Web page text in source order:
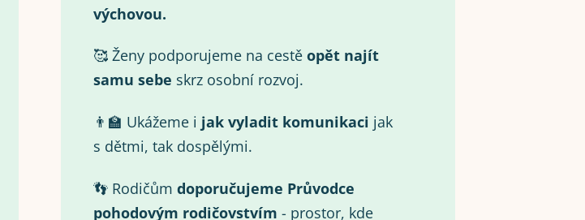
výchovou.
🥰 Ženy podporujeme na cestě opět najít
samu sebe skrz osobní rozvoj.
👨‍🏫 Ukážeme i jak vyladit komunikaci jak
s dětmi, tak dospělými.
👣 Rodičům doporučujeme Průvodce
pohodovým rodičovstvím - prostor, kde